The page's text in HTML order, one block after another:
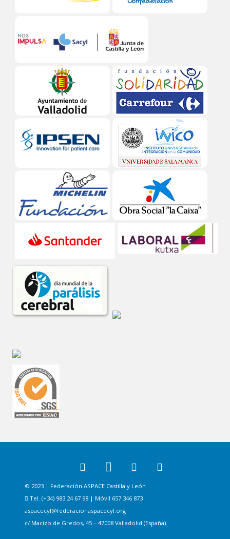
© 2023 | Federación ASPACE Castilla y León
Tel. (+34) 983 24 67 98 | Móvil 657 346 873
aspacecyl@federacionaspacecyl.org
c/ Macizo de Gredos, 45 – 47008 Valladolid (España).